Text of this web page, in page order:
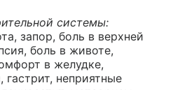
системы:
запор, боль в верхней
боль в животе,
в желудке,
гастрит, неприятные